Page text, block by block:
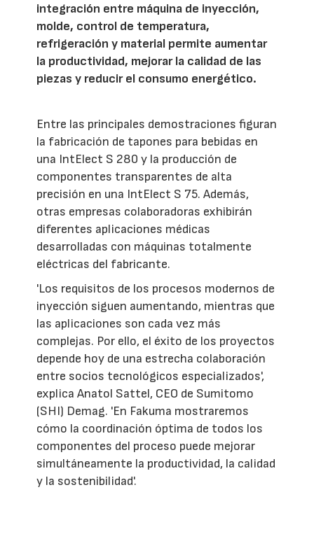
integración entre máquina de inyección,
molde, control de temperatura,
refrigeración y material permite aumentar
la productividad, mejorar la calidad de las
piezas y reducir el consumo energético.
Entre las principales demostraciones figuran
la fabricación de tapones para bebidas en
una IntElect S 280 y la producción de
componentes transparentes de alta
precisión en una IntElect S 75. Además,
otras empresas colaboradoras exhibirán
diferentes aplicaciones médicas
desarrolladas con máquinas totalmente
eléctricas del fabricante.
'Los requisitos de los procesos modernos de
inyección siguen aumentando, mientras que
las aplicaciones son cada vez más
complejas. Por ello, el éxito de los proyectos
depende hoy de una estrecha colaboración
entre socios tecnológicos especializados',
explica Anatol Sattel, CEO de Sumitomo
(SHI) Demag. 'En Fakuma mostraremos
cómo la coordinación óptima de todos los
componentes del proceso puede mejorar
simultáneamente la productividad, la calidad
y la sostenibilidad'.